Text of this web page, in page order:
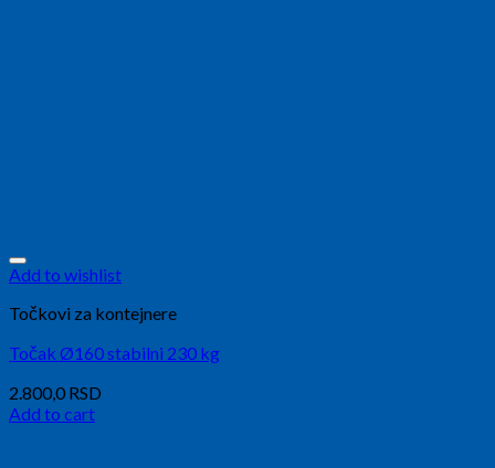
Add to wishlist
Točkovi za kontejnere
Točak Ø160 stabilni 230 kg
2.800,0 RSD
Add to cart